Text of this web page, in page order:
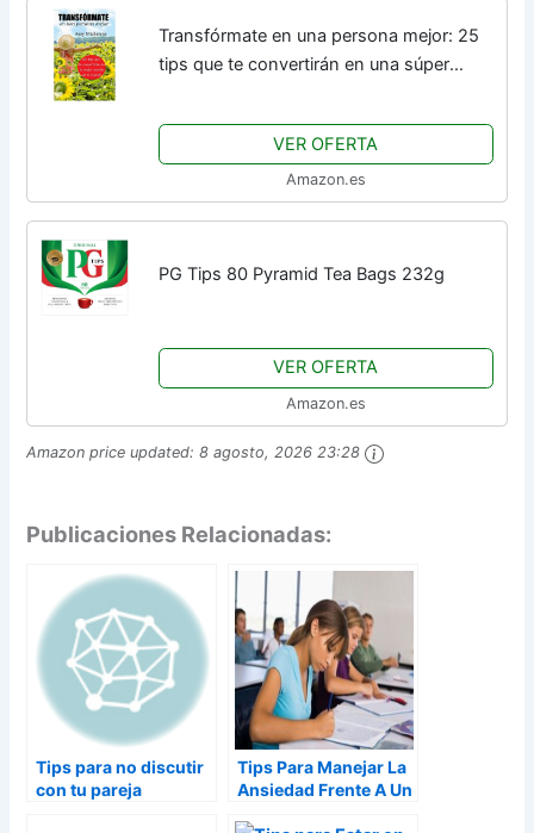
Transfórmate en una persona mejor: 25
tips que te convertirán en una súper
VER OFERTA
Amazon.es
PG Tips 80 Pyramid Tea Bags 232g
VER OFERTA
Amazon.es
Amazon price updated:8 agosto, 2026 23:28
Publicaciones Relacionadas:
Tips para no discutir
con tu pareja
Tips Para Manejar La
Ansiedad Frente A Un